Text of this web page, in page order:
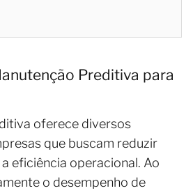
Preditiva para
oferece diversos
que buscam reduzir
eficiência operacional. Ao
o desempenho de